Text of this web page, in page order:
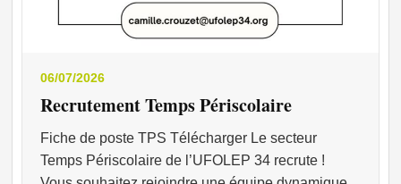
06/07/2026
Recrutement Temps Périscolaire
Fiche de poste TPS Télécharger Le secteur
Temps Périscolaire de l’UFOLEP 34 recrute !